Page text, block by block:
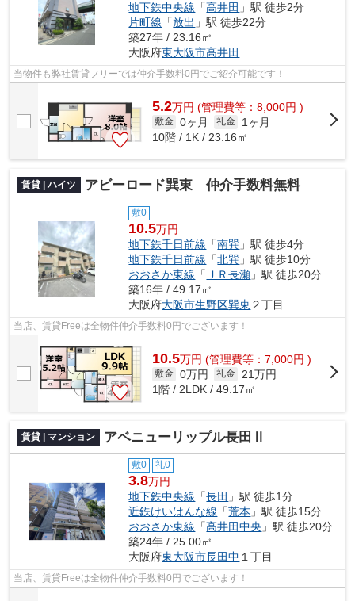
地下鉄中央線 「高井田 」駅 徒歩2分
片町線 「放出 」駅 徒歩22分
築27年 / 23.16㎡
大阪府東大阪市高井田
当物件も弊社賃貸フリーでは仲介手数料0円でご紹介可能です！
5.2万円 (管理費等：8,000円 )
敷金 0ヶ月 礼金
1ヶ月
10階 / 1K / 23.16㎡
賃貸 | ハイツ アビーロード巽東 仲介手数料無料
敷0
10.5万円
地下鉄千日前線 「南巽 」駅 徒歩4分
地下鉄千日前線 「北巽 」駅 徒歩10分
おおさか東線 「 ＪＲ長瀬 」駅 徒歩20分
築16年 / 49.17㎡
大阪府大阪市生野区巽東 ２丁目
当店、賃貸Freeは全物件仲介手数料0円でございます！
10.5万円 (管理費等：7,000円 )
敷金 0万円 礼金
21万円
1階 / 2LDK / 49.17㎡
賃貸 | マンション アベニューリップル長田Ⅱ
敷0 礼0
3.8万円
地下鉄中央線 「長田 」駅 徒歩1分
近鉄けいはんな線 「荒本 」駅 徒歩15分
おおさか東線 「高井田中央 」駅 徒歩20分
築24年 / 25.00㎡
大阪府東大阪市長田中 １丁目
当店、賃貸Freeは全物件仲介手数料0円でございます！